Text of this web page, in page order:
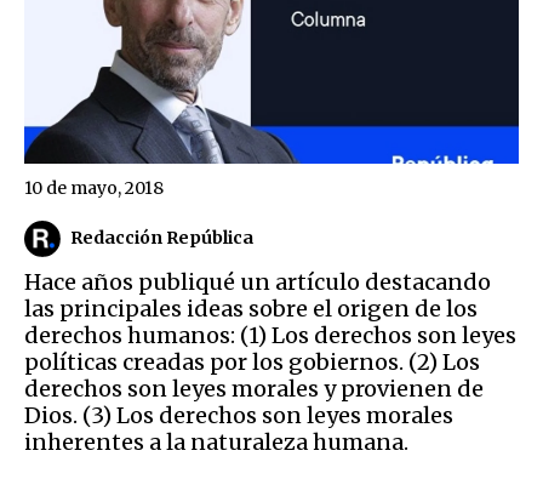
Redacción República
10 de mayo, 2018
Hace años publiqué un artículo destacando
las principales ideas sobre el origen de los
derechos humanos: (1) Los derechos son leyes
políticas creadas por los gobiernos. (2) Los
derechos son leyes morales y provienen de
Dios. (3) Los derechos son leyes morales
inherentes a la naturaleza humana.